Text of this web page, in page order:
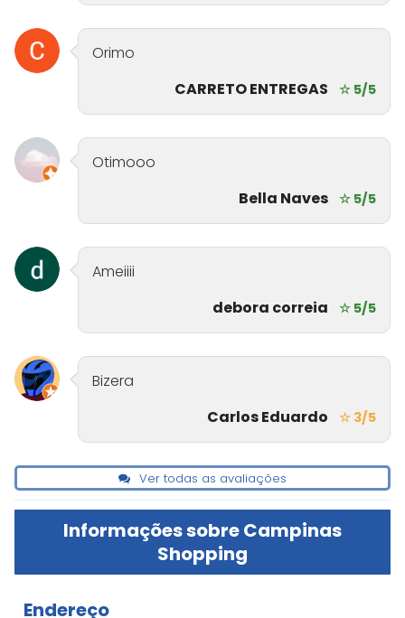
Orimo
CARRETO ENTREGAS
☆ 5/5
Otimooo
Bella Naves ☆ 5/5
Ameiiii
debora correia
☆ 5/5
Bizera
Carlos Eduardo
☆ 3/5
Ver todas as avaliações
Informações sobre Campinas
Shopping
Endereço